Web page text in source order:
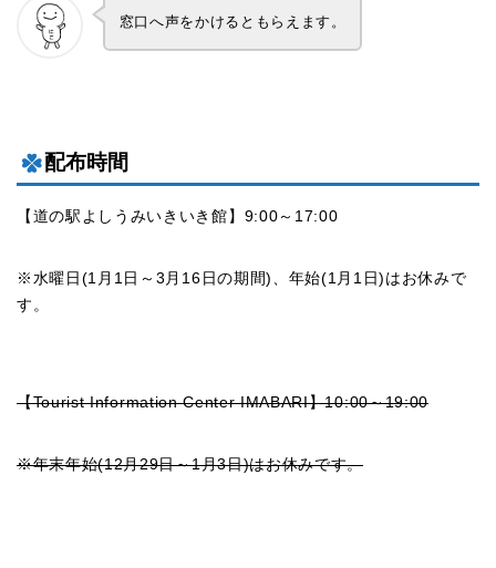
窓口へ声をかけるともらえます。
配布時間
【道の駅よしうみいきいき館】9:00～17:00
※水曜日(1月1日～3月16日の期間)、年始(1月1日)はお休みで
す。
【Tourist Information Center IMABARI】10:00～19:00
※年末年始(12月29日～1月3日)はお休みです。